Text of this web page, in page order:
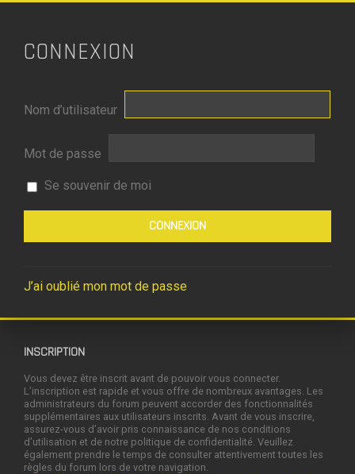
CONNEXION
Nom d’utilisateur
Mot de passe
Se souvenir de moi
J’ai oublié mon mot de passe
INSCRIPTION
Vous devez être inscrit avant de pouvoir vous connecter.
L’inscription est rapide et vous offre de nombreux avantages. Les
administrateurs du forum peuvent accorder des fonctionnalités
supplémentaires aux utilisateurs inscrits. Avant de vous inscrire,
assurez-vous d’avoir pris connaissance de nos conditions
d’utilisation et de notre politique de confidentialité. Veuillez
également prendre le temps de consulter attentivement toutes les
règles du forum lors de votre navigation.